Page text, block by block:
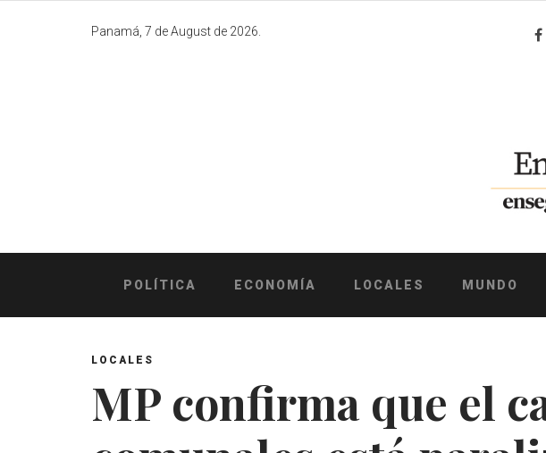
Panamá, 7 de August de 2026.
POLÍTICA ECONOMÍA LOCALES MUNDO
LOCALES
MP confirma que el